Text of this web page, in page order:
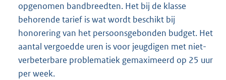
opgenomen bandbreedten. Het bij de klasse
behorende tarief is wat wordt beschikt bij
honorering van het persoonsgebonden budget. Het
aantal vergoedde uren is voor jeugdigen met niet-
verbeterbare problematiek gemaximeerd op 25 uur
per week.